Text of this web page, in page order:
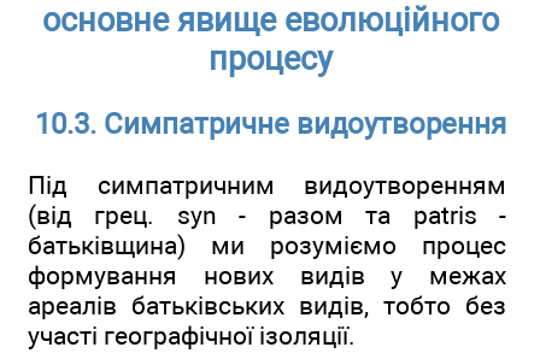
основне явище еволюційного
процесу
10.3. Симпатричне видоутворення
Під симпатричним видоутворенням
(від грец. syn - разом та patris -
батьківщина) ми розуміємо процес
формування нових видів у межах
ареалів батьківських видів, тобто без
участі географічної ізоляції.